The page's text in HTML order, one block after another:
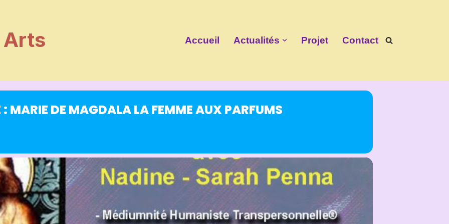
Arts Accueil Actualités Projet Contact
MARIE DE MAGDALA LA FEMME AUX PARFUMS